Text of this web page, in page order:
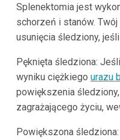
Splenektomia jest
schorzeń i stanów.
usunięcia śledziony,
Pęknięta śledziona:
wyniku ciężkiego urazu
powiększenia
zagrażającego życiu,
Powiększona